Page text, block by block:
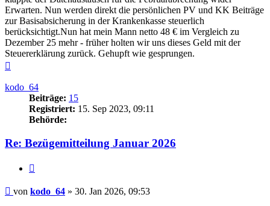
Erwarten. Nun werden direkt die persönlichen PV und KK Beiträge
zur Basisabsicherung in der Krankenkasse steuerlich
berücksichtigt.Nun hat mein Mann netto 48 € im Vergleich zu
Dezember 25 mehr - früher holten wir uns dieses Geld mit der
Steuererklärung zurück. Gehupft wie gesprungen.
kodo_64
Beiträge: 15
Registriert: 15. Sep 2023, 09:11
Behörde:
Re: Bezügemitteilung Januar 2026
Beitrag
von kodo_64 » 30. Jan 2026, 09:53